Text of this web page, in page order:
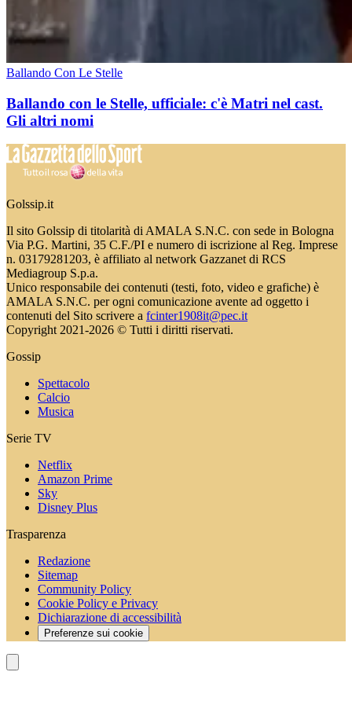
Ballando Con Le Stelle
Ballando con le Stelle, ufficiale: c'è Matri nel cast.
Gli altri nomi
Golssip.it
Il sito Golssip di titolarità di AMALA S.N.C. con sede in Bologna
Via P.G. Martini, 35 C.F./PI e numero di iscrizione al Reg. Imprese
n. 03179281203, è affiliato al network Gazzanet di RCS
Mediagroup S.p.a.
Unico responsabile dei contenuti (testi, foto, video e grafiche) è
AMALA S.N.C. per ogni comunicazione avente ad oggetto i
contenuti del Sito scrivere a fcinter1908it@pec.it
Copyright 2021-2026 © Tutti i diritti riservati.
Gossip
Spettacolo
Calcio
Musica
Serie TV
Netflix
Amazon Prime
Sky
Disney Plus
Trasparenza
Redazione
Sitemap
Community Policy
Cookie Policy e Privacy
Dichiarazione di accessibilità
Preferenze sui cookie